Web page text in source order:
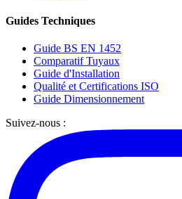
Guides Techniques
Guide BS EN 1452
Comparatif Tuyaux
Guide d'Installation
Qualité et Certifications ISO
Guide Dimensionnement
Suivez-nous :